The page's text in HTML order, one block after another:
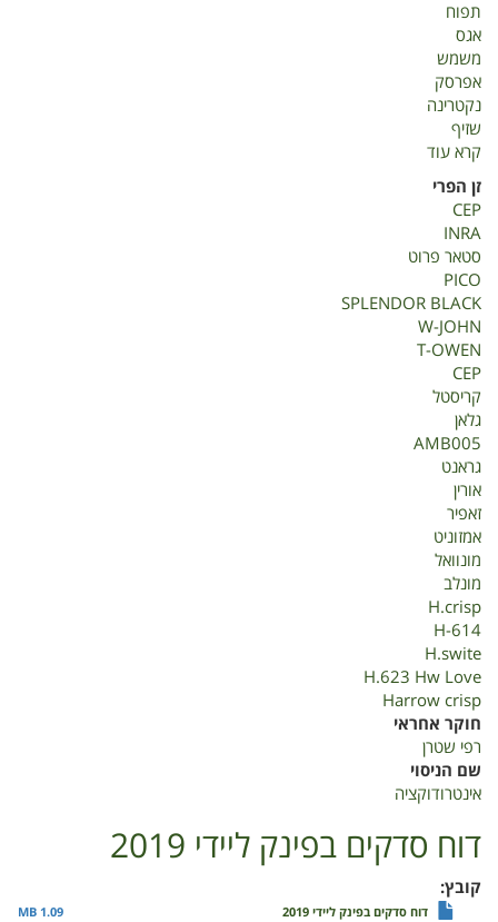
תפוח
אגס
משמש
אפרסק
נקטרינה
שזיף
קרא עוד
זן הפרי
CEP
INRA
סטאר פרוט
PICO
SPLENDOR BLACK
W-JOHN
T-OWEN
CEP
קריסטל
גלאן
AMB005
גראנט
אורין
זאפיר
אמזוניט
מונוואל
מונלב
H.crisp
H-614
H.swite
H.623 Hw Love
Harrow crisp
חוקר אחראי
רפי שטרן
שם הניסוי
אינטרודוקציה
דוח סדקים בפינק ליידי 2019
קובץ
דוח סדקים בפינק ליידי 2019 1.09 MB